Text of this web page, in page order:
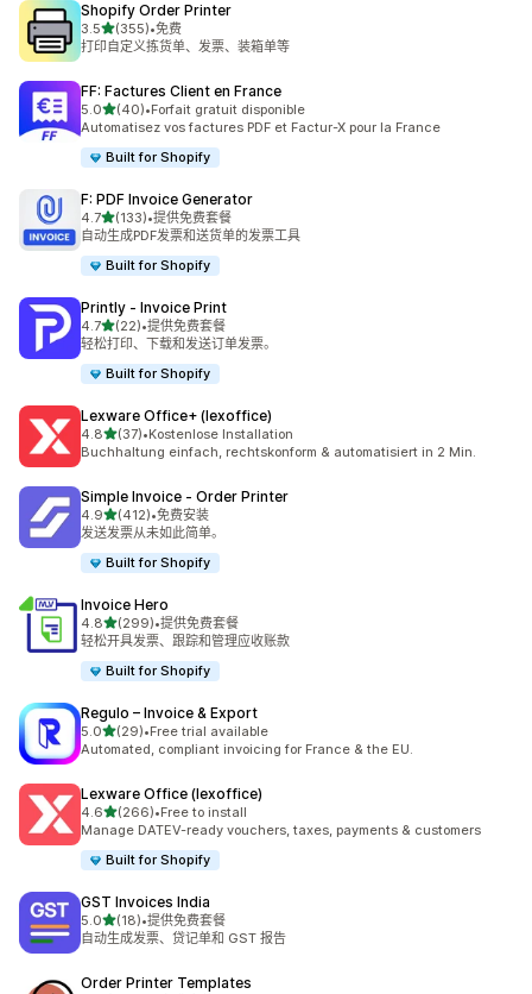
Shopify Order Printer
3.5星（满分 5 星）
(355)
总共 355 条评论
•免费
打印自定义拣货单、发票、装箱单等
FF: Factures Client en France
5.0星（满分 5 星）
(40)
总共 40 条评论
•Forfait gratuit disponible
Automatisez vos factures PDF et Factur-X pour la France
Built for Shopify
F: PDF Invoice Generator
4.7星（满分 5 星）
(133)
总共 133 条评论
•提供免费套餐
自动生成PDF发票和送货单的发票工具
Built for Shopify
Printly ‑ Invoice Print
4.7星（满分 5 星）
(22)
总共 22 条评论
•提供免费套餐
轻松打印、下载和发送订单发票。
Built for Shopify
Lexware Office+ (lexoffice)
4.8星（满分 5 星）
(37)
总共 37 条评论
•Kostenlose Installation
Buchhaltung einfach, rechtskonform & automatisiert in 2 Min.
Simple Invoice ‑ Order Printer
4.9星（满分 5 星）
(412)
总共 412 条评论
•免费安装
发送发票从未如此简单。
Built for Shopify
Invoice Hero
4.8星（满分 5 星）
(299)
总共 299 条评论
•提供免费套餐
轻松开具发票、跟踪和管理应收账款
Built for Shopify
Regulo – Invoice & Export
5.0星（满分 5 星）
(29)
总共 29 条评论
•Free trial available
Automated, compliant invoicing for France & the EU.
Lexware Office (lexoffice)
4.6星（满分 5 星）
(266)
总共 266 条评论
•Free to install
Manage DATEV-ready vouchers, taxes, payments & customers
Built for Shopify
GST Invoices India
5.0星（满分 5 星）
(18)
总共 18 条评论
•提供免费套餐
自动生成发票、贷记单和 GST 报告
Order Printer Templates